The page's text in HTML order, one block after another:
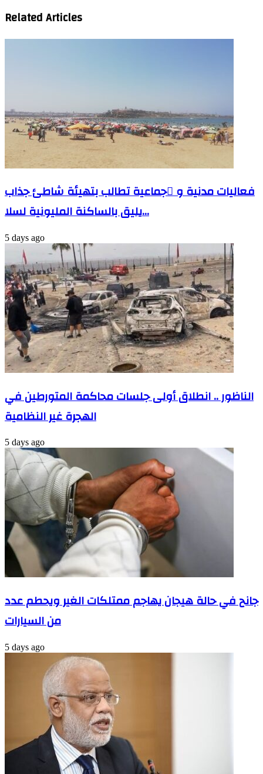
Related Articles
فعاليات مدنية و َجماعية تطالب بتهيئة شاطئ جذاب
يليق بالساكنة المليونية لسلا…
5 days ago
الناظور .. انطلاق أولى جلسات محاكمة المتورطين في
الهجرة غير النظامية
5 days ago
جانح في حالة هيجان يهاجم ممتلكات الغير ويحطم عدد
من السيارات
5 days ago